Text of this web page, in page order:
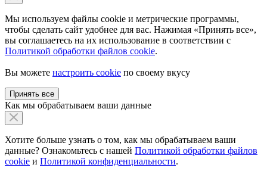
Мы используем файлы cookie и метрические программы,
чтобы сделать сайт удобнее для вас. Нажимая «Принять все»,
вы соглашаетесь на их использование в соответствии с
Политикой обработки файлов cookie.
Вы можете настроить cookie по своему вкусу
Принять все
Как мы обрабатываем ваши данные
Хотите больше узнать о том, как мы обрабатываем ваши
данные? Ознакомьтесь с нашей Политикой обработки файлов
cookie и Политикой конфиденциальности.